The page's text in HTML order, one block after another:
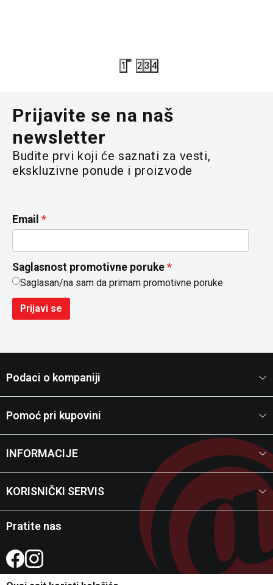
1 2 3 4
Prijavite se na naš
newsletter
Budite prvi koji će saznati za vesti,
ekskluzivne ponude i proizvode
Email
Saglasnost promotivne poruke
Saglasan/na sam da primam promotivne poruke
Prijavi se
Podaci o kompaniji
Pomoć pri kupovini
INFORMACIJE
KORISNIČKI SERVIS
Pratite nas